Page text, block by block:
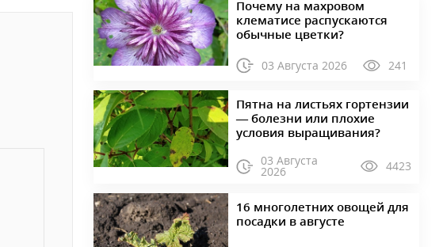
Почему на махровом
клематисе распускаются
обычные цветки?
03 Августа 2026 241
Пятна на листьях гортензии
— болезни или плохие
условия выращивания?
03 Августа
2026 4423
16 многолетних овощей для
посадки в августе